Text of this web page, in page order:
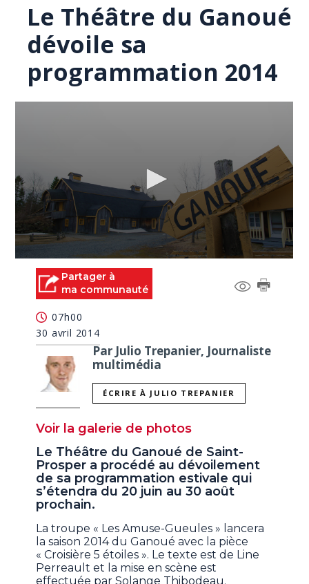
Le Théâtre du Ganoué
dévoile sa
programmation 2014
seconds
seconds
Partager à
ma communauté
07h00
30 avril 2014
Par Julio Trepanier, Journaliste
multimédia
ÉCRIRE À JULIO TREPANIER
Voir la galerie de photos
Le Théâtre du Ganoué de Saint-
Prosper a procédé au dévoilement
de sa programmation estivale qui
s’étendra du 20 juin au 30 août
prochain.
La troupe « Les Amuse-Gueules » lancera
la saison 2014 du Ganoué avec la pièce
« Croisière 5 étoiles ». Le texte est de Line
Perreault et la mise en scène est
effectuée par Solange Thibodeau.